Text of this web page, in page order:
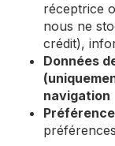
réceptrice
nous ne
crédit),
Données
navigation